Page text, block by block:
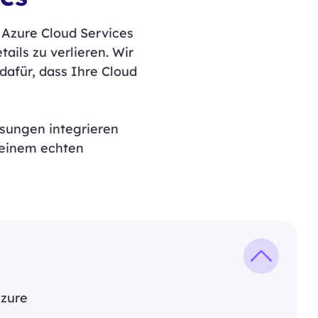
Cloud Services
zu verlieren. Wir
dass Ihre Cloud
integrieren
echten